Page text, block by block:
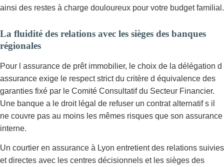
ainsi des restes à charge douloureux pour votre budget familial.
La fluidité des relations avec les sièges des banques
régionales
Pour l assurance de prêt immobilier, le choix de la délégation d
assurance exige le respect strict du critère d équivalence des
garanties fixé par le Comité Consultatif du Secteur Financier.
Une banque a le droit légal de refuser un contrat alternatif s il
ne couvre pas au moins les mêmes risques que son assurance
interne.
Un courtier en assurance à Lyon entretient des relations suivies
et directes avec les centres décisionnels et les sièges des